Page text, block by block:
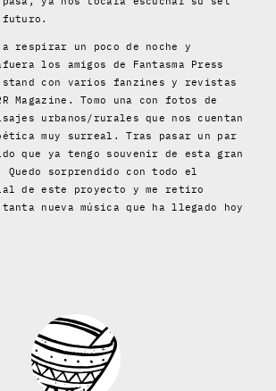
futuro.
respirar un poco de noche y
los amigos de Fantasma Press
stand con varios fanzines y revistas
Magazine. Tomo una con fotos de
urbanos/rurales que nos cuentan
muy surreal. Tras pasar un par
que ya tengo souvenir de esta gran
Quedo sorprendido con todo el
de este proyecto y me retiro
tanta nueva música que ha llegado hoy